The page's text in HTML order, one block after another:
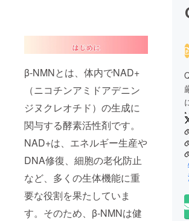
β-NMNとは、体内でNAD+
（ニコチンアミドアデニン
ジヌクレオチド）の生成に
関与する酵素活性剤です。
NAD+は、エネルギー生産や
DNA修復、細胞の老化防止
など、多くの生体機能に重
要な役割を果たしていま
す。そのため、β-NMNは健